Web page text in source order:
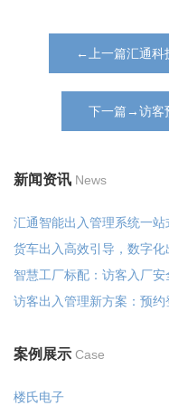
←上一篇汇通科
下一篇→访客
新闻资讯 News
汇通智能出入管理系统一站
货车出入高效引导，数字化
智慧工厂标配：访客入厂安
访客出入管理新方案：预约
案例展示 Case
楼氏电子